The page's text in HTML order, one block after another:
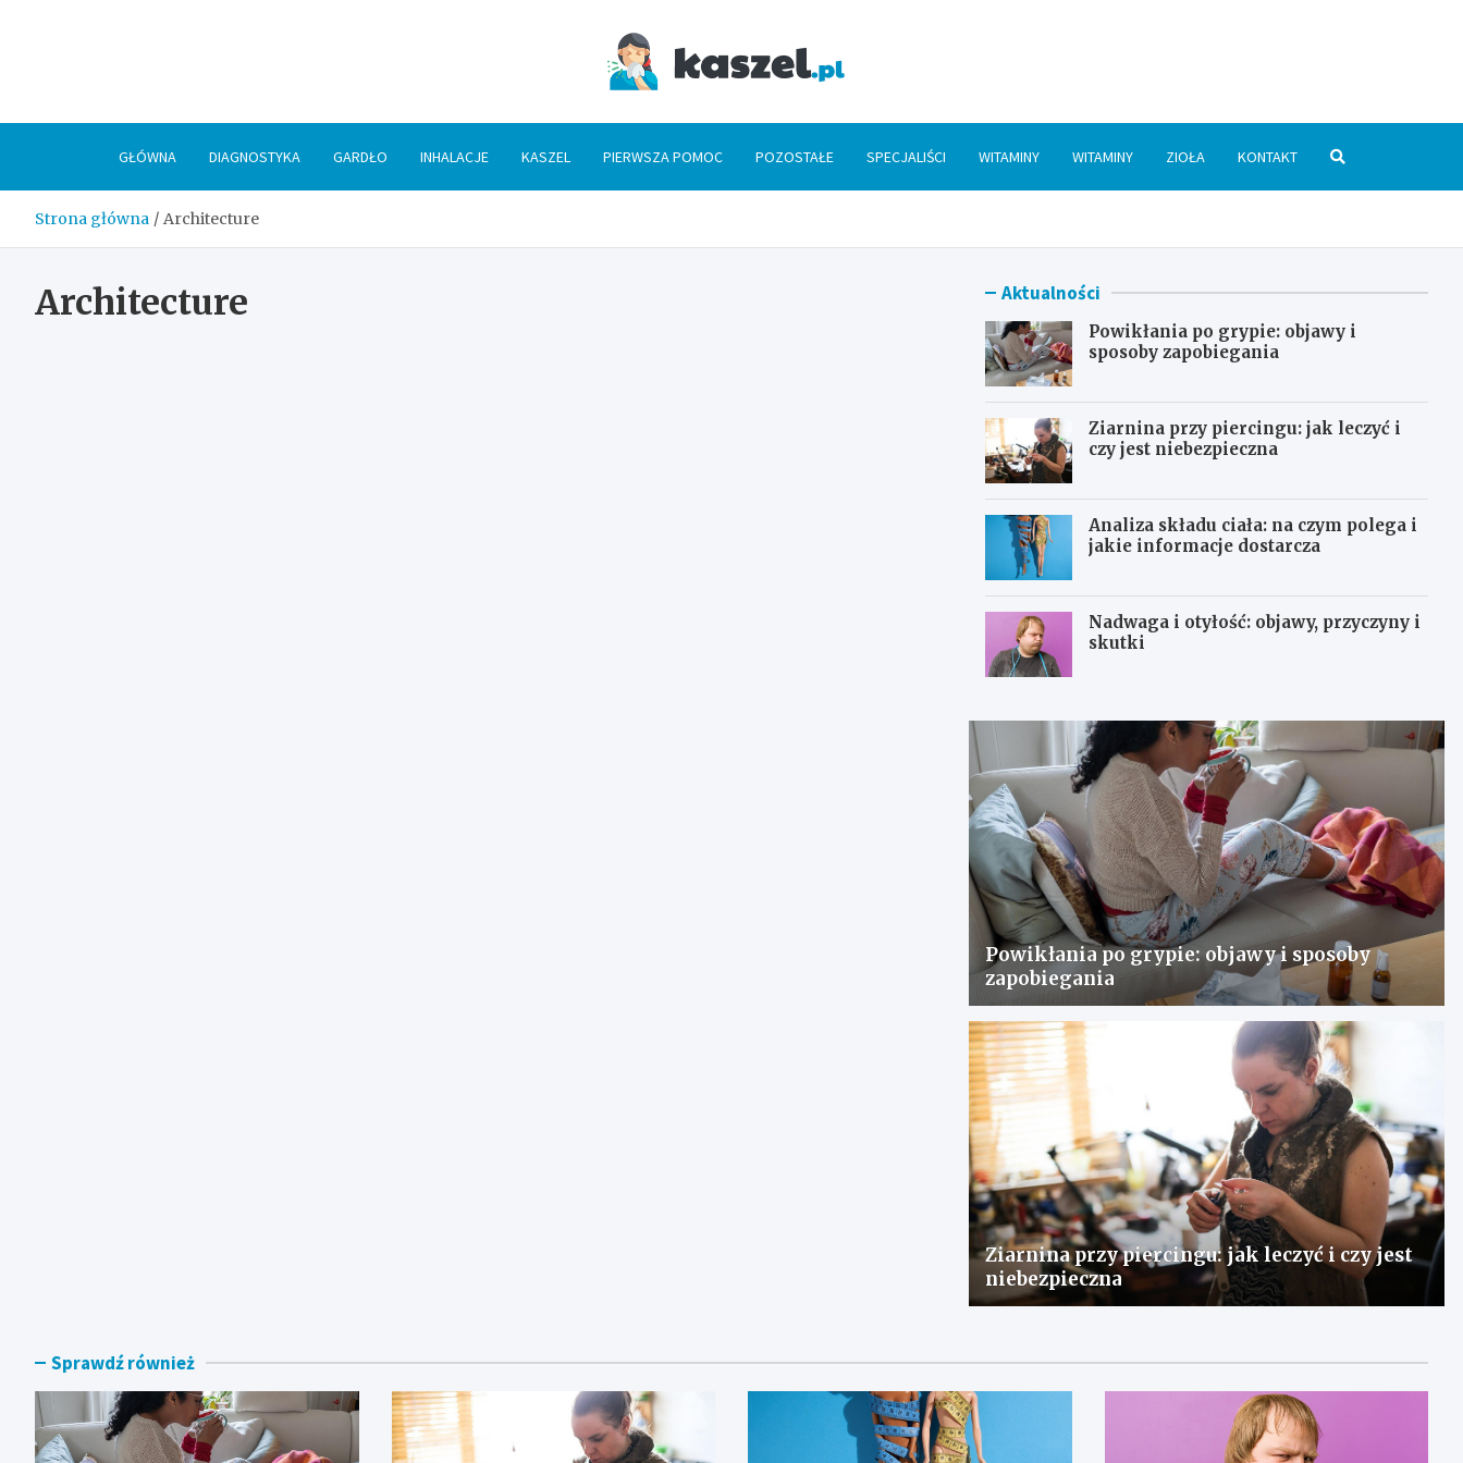
GŁÓWNA DIAGNOSTYKA GARDŁO INHALACJE KASZEL PIERWSZA POMOC POZOSTAŁE SPECJALIŚCI WITAMINY WITAMINY ZIOŁA KONTAKT
Strona główna Architecture
Architecture Aktualności
Powikłania po grypie: objawy i
sposoby zapobiegania
Ziarnina przy piercingu: jak leczyć i
czy jest niebezpieczna
Analiza składu ciała: na czym polega i
jakie informacje dostarcza
Nadwaga i otyłość: objawy, przyczyny i
skutki
Powikłania po grypie: objawy i sposoby
zapobiegania
Ziarnina przy piercingu: jak leczyć i czy jest
niebezpieczna
Sprawdź również